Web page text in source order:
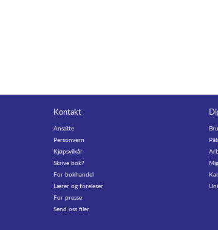
Kontakt
Ansatte
Personvern
Kjøpsvilkår
Skrive bok?
For bokhandel
Lærer og foreleser
For presse
Send oss filer